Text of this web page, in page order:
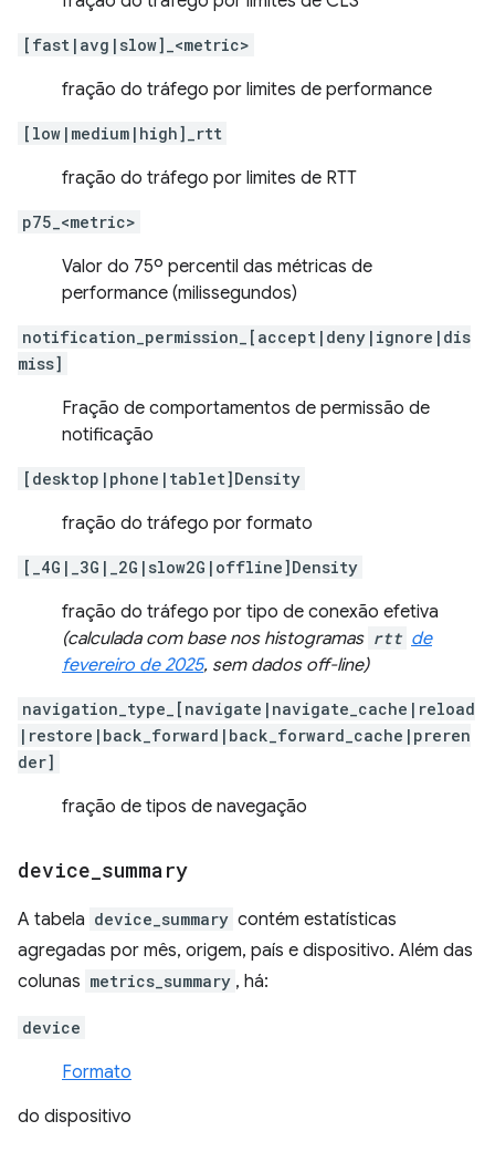
[fast|avg|slow]_<metric>
fração do tráfego por limites de performance
[low|medium|high]_rtt
fração do tráfego por limites de RTT
p75_<metric>
Valor do 75º percentil das métricas de
performance (milissegundos)
notification_permission_[accept|deny|ignore|dis
miss]
Fração de comportamentos de permissão de
notificação
[desktop|phone|tablet]Density
fração do tráfego por formato
[_4G|_3G|_2G|slow2G|offline]Density
fração do tráfego por tipo de conexão efetiva
(calculada com base nos histogramas rtt de
fevereiro de 2025, sem dados off-line)
navigation_type_[navigate|navigate_cache|reload
|restore|back_forward|back_forward_cache|preren
der]
fração de tipos de navegação
device summary
A tabela device_summary contém estatísticas
agregadas por mês, origem, país e dispositivo. Além das
colunas metrics_summary , há:
device
Formato
do dispositivo